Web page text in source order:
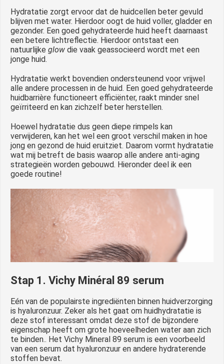
Hydratatie zorgt ervoor dat de huidcellen beter gevuld
blijven met water. Hierdoor oogt de huid voller, gladder en
gezonder. Een goed gehydrateerde huid heeft daarnaast
een betere lichtreflectie. Hierdoor ontstaat een
natuurlijke glow die vaak geassocieerd wordt met een
jonge huid.
Hydratatie werkt bovendien ondersteunend voor vrijwel
alle andere processen in de huid. Een goed gehydrateerde
huidbarrière functioneert efficiënter, raakt minder snel
geïrriteerd en kan zichzelf beter herstellen.
Hoewel hydratatie dus geen diepe rimpels kan
verwijderen, kan het wel een groot verschil maken in hoe
jong en gezond de huid eruitziet. Daarom vormt hydratatie
wat mij betreft de basis waarop alle andere anti-aging
strategieën worden gebouwd. Hieronder deel ik een
goede routine!
Stap 1. Vichy Minéral 89 serum
Eén van de populairste ingrediënten binnen huidverzorging
is hyaluronzuur. Zeker als het gaat om huidhydratatie is
deze stof interessant omdat deze stof de bijzondere
eigenschap heeft om grote hoeveelheden water aan zich
te binden.. Het Vichy Mineral 89 serum is een voorbeeld
van een serum dat hyaluronzuur en andere hydraterende
stoffen bevat.